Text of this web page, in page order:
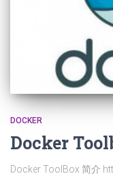
DOCKER
Docker
Docker ToolBox 简介